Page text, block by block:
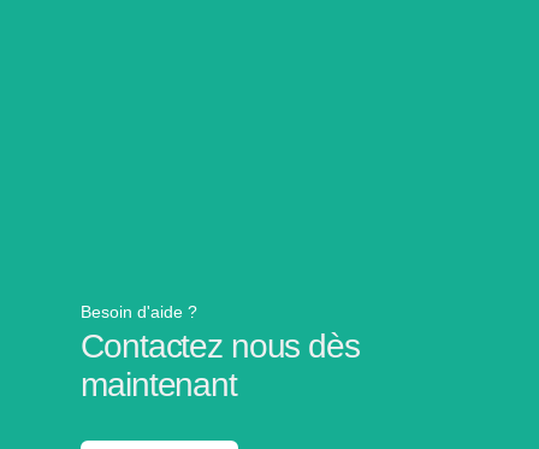
Besoin d'aide ?
Contactez nous dès
maintenant